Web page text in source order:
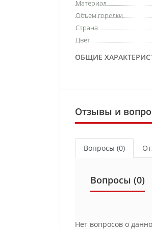
ОБЩИЕ
Материал
Объем горелки
Страна
Цвет
Отзывы и
Вопросы (0)
Вопросы (0)
Нет вопросов о